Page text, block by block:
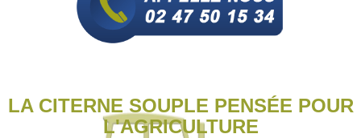
LA CITERNE SOUPLE PENSÉE POUR
L'AGRICULTURE